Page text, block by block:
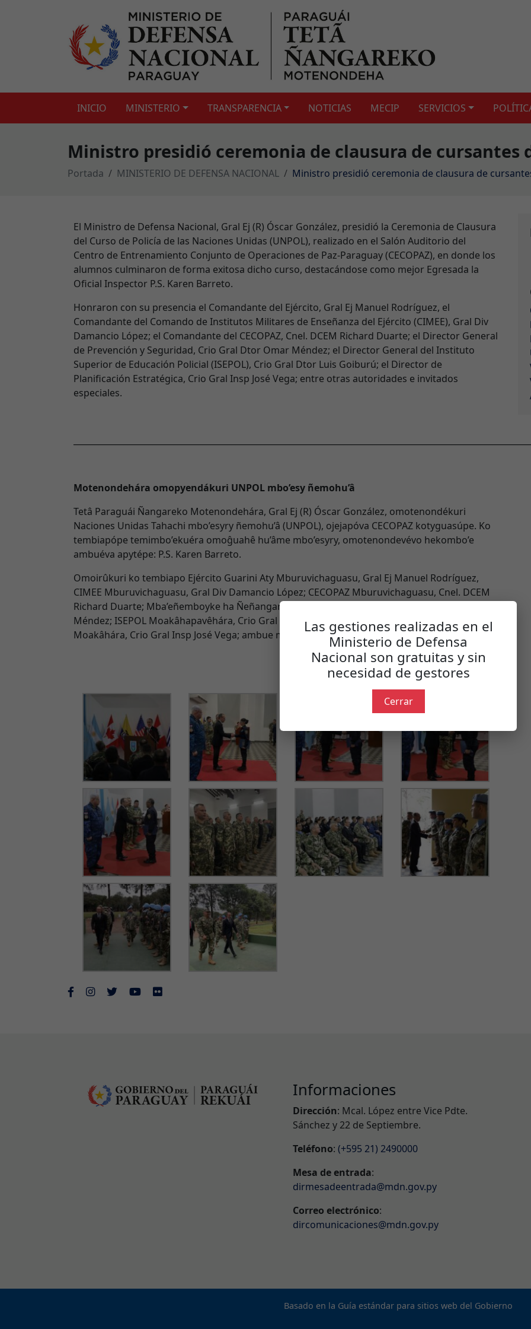
INICIO MINISTERIO TRANSPARENCIA NOTICIAS MECIP SERVICIOS
Ministro presidió ceremonia de clausura de cursantes
Portada MINISTERIO DE DEFENSA NACIONAL Ministro presidió ceremonia de clausura de
El Ministro de Defensa Nacional, Gral Ej (R) Óscar González, presidió la Ceremonia de Clausura
del Curso de Policía de las Naciones Unidas (UNPOL), realizado en el Salón Auditorio del
Centro de Entrenamiento Conjunto de Operaciones de Paz-Paraguay (CECOPAZ), en donde los
alumnos culminaron de forma exitosa dicho curso, destacándose como mejor Egresada la
Oficial Inspector P.S. Karen Barreto.
Honraron con su presencia el Comandante del Ejército, Gral Ej Manuel Rodríguez, el
Comandante del Comando de Institutos Militares de Enseñanza del Ejército (CIMEE), Gral Div
Damancio López; el Comandante del CECOPAZ, Cnel. DCEM Richard Duarte; el Director General
de Prevención y Seguridad, Crio Gral Dtor Omar Méndez; el Director General del Instituto
Superior de Educación Policial (ISEPOL), Crio Gral Dtor Luis Goiburú; el Director de
Planificación Estratégica, Crio Gral Insp José Vega; entre otras autoridades e invitados
especiales.
Motenondehára omopyendákuri UNPOL mbo’esy ñemohu’â
Tetâ Paraguái Ñangareko Motenondehára, Gral Ej (R) Óscar González, omotenondékuri
Naciones Unidas Tahachi mbo’esyry ñemohu’â (UNPOL), ojejapóva CECOPAZ kotyguasúpe. Ko
tembiapópe temimbo’ekuéra omoĝuahê hu’âme mbo’esyry, omotenondevévo hekombo’e
ambuéva apytépe: P.S. Karen Barreto.
Omoirûkuri ko tembiapo Ejército Guarini Aty Mburuvichaguasu, Gral Ej Manuel Rodríguez,
CIMEE Mburuvichaguasu, Gral Div Damancio López; CECOPAZ Mburuvichaguasu, Cnel. DCEM
Richard Duarte; Mba’eñemboyke ha Ñeñangarekoha Moakâhapavêhára, Crio Gral Dtor Omar
Méndez; ISEPOL Moakâhapavêhára, Crio Gral Dtor Luis Goiburú; Tembiaporapekuaa
Moakâhára, Crio Gral Insp José Vega; ambue moakâhára ha tapicha oñemopepirûva.
Informaciones
Dirección: Mcal. López entre Vice Pdte.
Sánchez y 22 de Septiembre.
Teléfono: (+595 21) 2490000
Mesa de entrada:
dirmesadeentrada@mdn.gov.py
Correo electrónico:
dircomunicaciones@mdn.gov.py
Basado en la Guía estándar para sitios web del Gobierno
Las gestiones realizadas en el
Ministerio de Defensa
Nacional son gratuitas y sin
necesidad de gestores
Cerrar